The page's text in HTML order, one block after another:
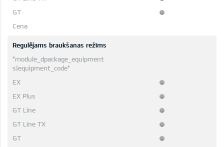
Regulējams braukšanas režīms